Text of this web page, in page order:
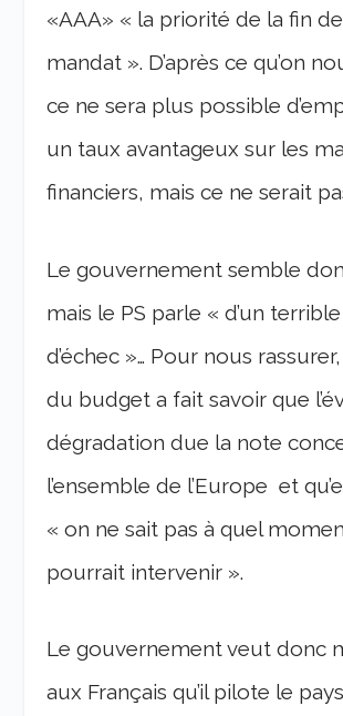
«AAA» « la priorité de la fin
mandat ». D’après ce qu’on
ce ne sera plus possible
un taux avantageux sur les
financiers, mais ce ne serait
Le gouvernement semble
mais le PS parle « d’un
d’échec »… Pour nous
du budget a fait savoir que
dégradation due la note
l’ensemble de l’Europe et
« on ne sait pas à quel
pourrait intervenir ».
Le gouvernement veut donc
aux Français qu’il pilote le